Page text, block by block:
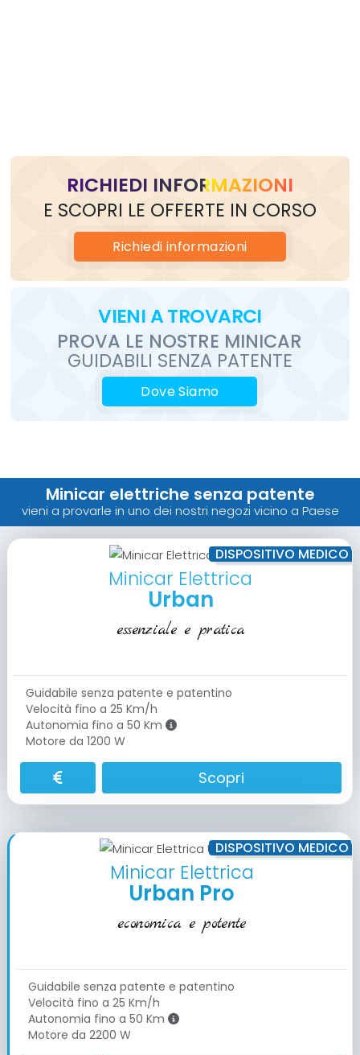
RICHIEDI INFORMAZIONI
E SCOPRI LE OFFERTE IN CORSO
Richiedi informazioni
VIENIA TROVARCI
PROVA LE NOSTRE MINICAR
GUIDABILI SENZA PATENTE
Dove Siamo
Minicar elettriche senza patente
vieni a provarle in uno dei nostri negozi vicino a Paese
DISPOSITIVO MEDICO
Minicar Elettrica
Urban
essenziale e pratica
Guidabile senza patente e patentino
Velocità fino a 25 Km/h
Autonomia fino a 50 Km
Motore da 1200 W
Scopri
DISPOSITIVO MEDICO
Minicar Elettrica
Urban Pro
economica e potente
Guidabile senza patente e patentino
Velocità fino a 25 Km/h
Autonomia fino a 50 Km
Motore da 2200 W